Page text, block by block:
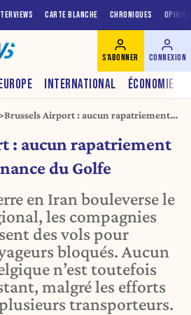
CARTE BLANCHE CHRONIQUES
INTERNATIONAL ÉCONOMIE
S'ABONNER CONNEXION
Brussels Airport : aucun rapatriement
: aucun rapatriement
du Golfe
en Iran bouleverse le
les compagnies
des vols pour
bloqués. Aucun
n’est toutefois
malgré les efforts
transporteurs.